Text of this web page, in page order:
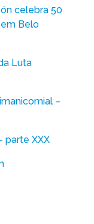
celebra 50
Belo
Luta
–
parte XXX